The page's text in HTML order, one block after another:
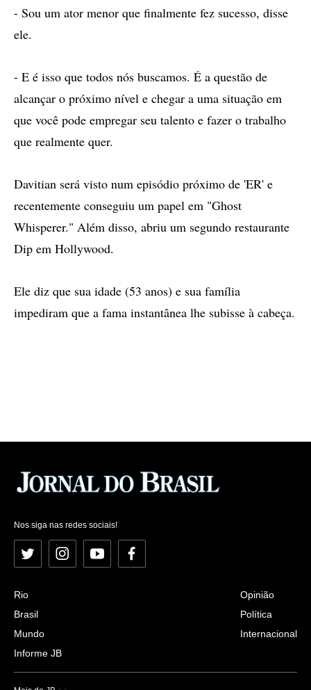
- Sou um ator menor que finalmente fez sucesso, disse
ele.
- E é isso que todos nós buscamos. É a questão de
alcançar o próximo nível e chegar a uma situação em
que você pode empregar seu talento e fazer o trabalho
que realmente quer.
Davitian será visto num episódio próximo de 'ER' e
recentemente conseguiu um papel em "Ghost
Whisperer." Além disso, abriu um segundo restaurante
Dip em Hollywood.
Ele diz que sua idade (53 anos) e sua família
impediram que a fama instantânea lhe subisse à cabeça.
Nos siga nas redes sociais!
Twitter InstagramYouTubeFacebook
Rio
Brasil
Mundo
Informe JB
Opinião
Política
Internacional